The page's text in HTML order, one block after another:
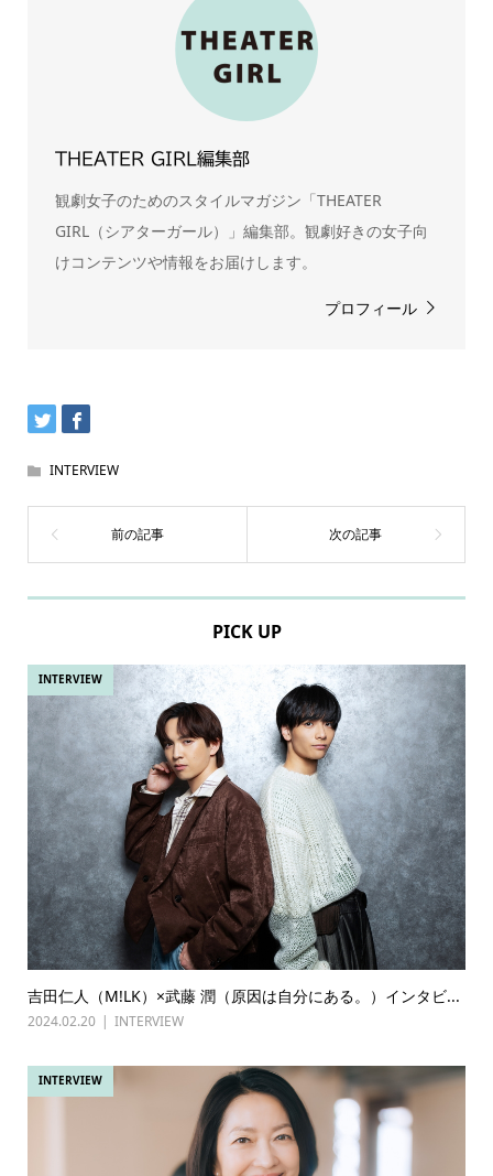
THEATER GIRL編集部
観劇女子のためのスタイルマガジン「THEATER
GIRL（シアターガール）」編集部。観劇好きの女子向
けコンテンツや情報をお届けします。
プロフィール
INTERVIEW
PICK UP
INTERVIEW
吉田仁人（M!LK）×武藤 潤（原因は自分にある。）インタビ...
2024.02.20 INTERVIEW
INTERVIEW